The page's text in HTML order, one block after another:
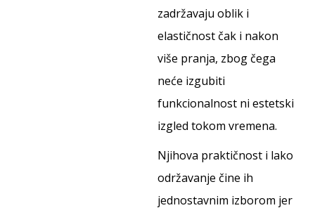
zadržavaju oblik i
elastičnost čak i nakon
više pranja, zbog čega
neće izgubiti
funkcionalnost ni estetski
izgled tokom vremena.
Njihova praktičnost i lako
održavanje čine ih
jednostavnim izborom jer